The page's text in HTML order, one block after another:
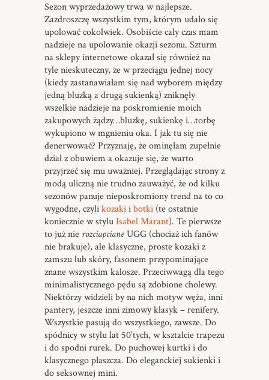
Sezon wyprzedażowy trwa w najlepsze.
Zazdroszczę wszystkim tym, którym udało się
upolować cokolwiek. Osobiście cały czas mam
nadzieje na upolowanie okazji sezonu. Szturm
na sklepy internetowe okazał się również na
tyle nieskuteczny, że w przeciągu jednej nocy
(kiedy zastanawiałam się nad wyborem między
jedną bluzką a drugą sukienką) zniknęły
wszelkie nadzieje na poskromienie moich
zakupowych żądzy…bluzkę, sukienkę i…torbę
wykupiono w mgnieniu oka. I jak tu się nie
denerwować? Przyznaję, że ominęłam zupełnie
dział z obuwiem a okazuje się, że warto
przyjrzeć się mu uważniej. Przeglądając strony z
modą uliczną nie trudno zauważyć, że od kilku
sezonów panuje nieposkromiony trend na to co
wygodne, czylikozakiibotki (te ostatnie
koniecznie w styluIsabel Marant). Te pierwsze
to już nie rozciapcianeUGG (chociaż ich fanów
nie brakuje), ale klasyczne, proste kozaki z
zamszu lub skóry, fasonem przypominające
znane wszystkim kalosze. Przeciwwagą dla tego
minimalistycznego pędu są zdobione cholewy.
Niektórzy widzieli by na nich motyw węża, inni
pantery, jeszcze inni zimowy klasyk – renifery.
Wszystkie pasują do wszystkiego, zawsze. Do
spódnicy w stylu lat 50’tych, w kształcie trapezu
i do spodni rurek. Do puchowej kurtki i do
klasycznego płaszcza. Do eleganckiej sukienki i
do seksownej mini.